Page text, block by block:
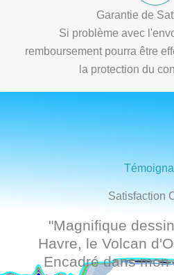
Garantie de
Si problème avec
remboursement pourra être
la protection du
Satisfaction
"Magnifique
Havre, le Volcan
Encadré dans